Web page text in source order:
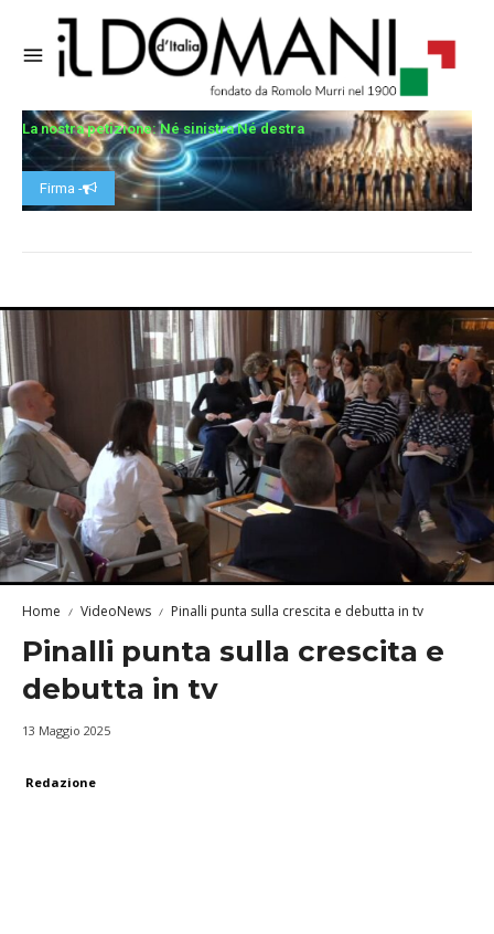
La nostra petizione: Né sinistra Né destra
Firma -
Home VideoNews Pinalli punta sulla crescita e debutta in tv
Pinalli punta sulla crescita e
debutta in tv
13 Maggio 2025
Redazione